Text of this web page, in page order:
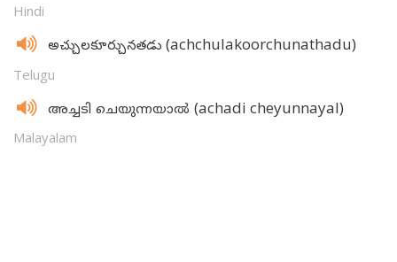
Hindi
అచ్చులకూర్చునతడు (achchulakoorchunathadu)
Telugu
അച്ചടി ചെയുന്നയാല്‍ (achadi cheyunnayal)
Malayalam